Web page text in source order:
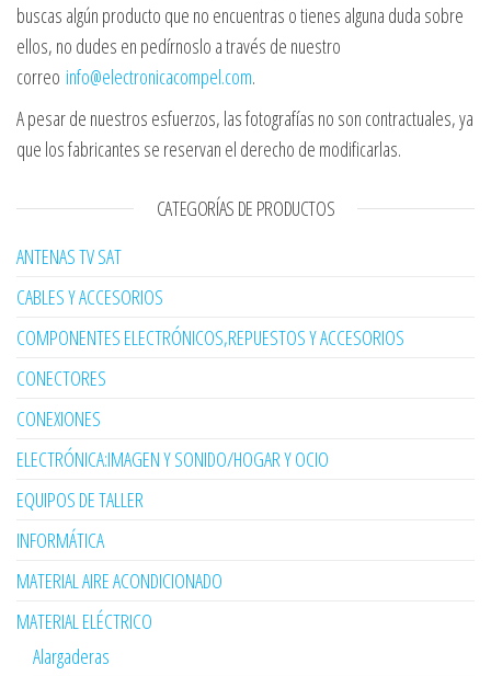
buscas algún producto que no encuentras o tienes alguna duda sobre
ellos, no dudes en pedírnoslo a través de nuestro
correo info@electronicacompel.com.
A pesar de nuestros esfuerzos, las fotografías no son contractuales, ya
que los fabricantes se reservan el derecho de modificarlas.
CATEGORÍAS DE PRODUCTOS
ANTENAS TV SAT
CABLES Y ACCESORIOS
COMPONENTES ELECTRÓNICOS,REPUESTOS Y ACCESORIOS
CONECTORES
CONEXIONES
ELECTRÓNICA:IMAGEN Y SONIDO/HOGAR Y OCIO
EQUIPOS DE TALLER
INFORMÁTICA
MATERIAL AIRE ACONDICIONADO
MATERIAL ELÉCTRICO
Alargaderas